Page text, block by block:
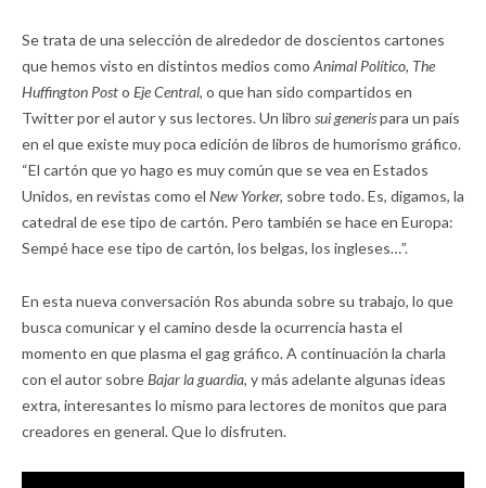
Se trata de una selección de alrededor de doscientos cartones
que hemos visto en distintos medios como Animal Político, The
Huffington Posto Eje Central, o que han sido compartidos en
Twitter por el autor y sus lectores. Un libro sui generispara un país
en el que existe muy poca edición de libros de humorismo gráfico.
“El cartón que yo hago es muy común que se vea en Estados
Unidos, en revistas como el New Yorker, sobre todo. Es, digamos, la
catedral de ese tipo de cartón. Pero también se hace en Europa:
Sempé hace ese tipo de cartón, los belgas, los ingleses…”.
En esta nueva conversación Ros abunda sobre su trabajo, lo que
busca comunicar y el camino desde la ocurrencia hasta el
momento en que plasma el gag gráfico. A continuación la charla
con el autor sobreBajar la guardia, y más adelante algunas ideas
extra, interesantes lo mismo para lectores de monitos que para
creadores en general. Que lo disfruten.